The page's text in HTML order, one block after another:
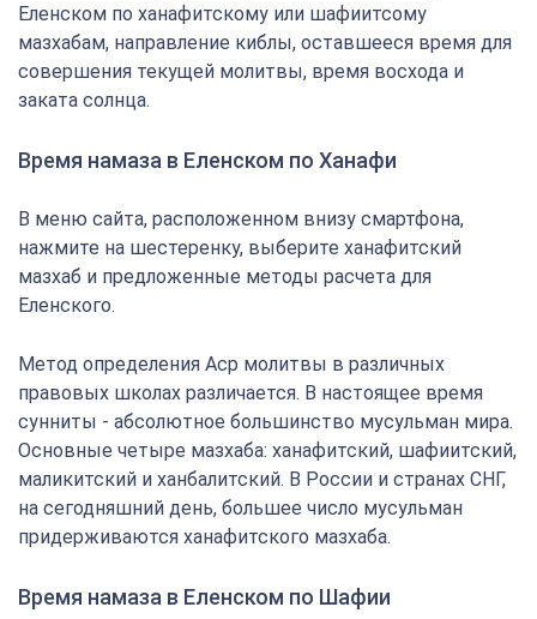
Еленском по ханафитскому или шафиитсому
мазхабам, направление киблы, оставшееся время для
совершения текущей молитвы, время восхода и
заката солнца.
Время намаза в Еленском по Ханафи
В меню сайта, расположенном внизу смартфона,
нажмите на шестеренку, выберите ханафитский
мазхаб и предложенные методы расчета для
Еленского.
Метод определения Аср молитвы в различных
правовых школах различается. В настоящее время
сунниты - абсолютное большинство мусульман мира.
Основные четыре мазхаба: ханафитский, шафиитский,
маликитский и ханбалитский. В России и странах СНГ,
на сегодняшний день, большее число мусульман
придерживаются ханафитского мазхаба.
Время намаза в Еленском по Шафии